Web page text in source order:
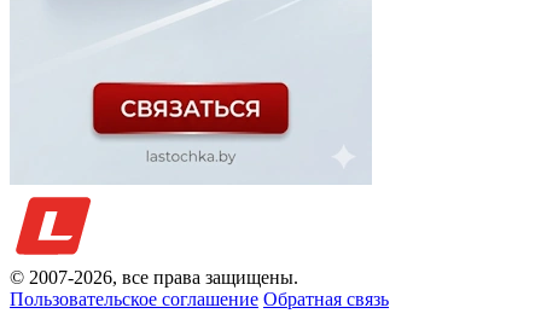
© 2007-2026, все права защищены.
Пользовательское соглашение Обратная связь